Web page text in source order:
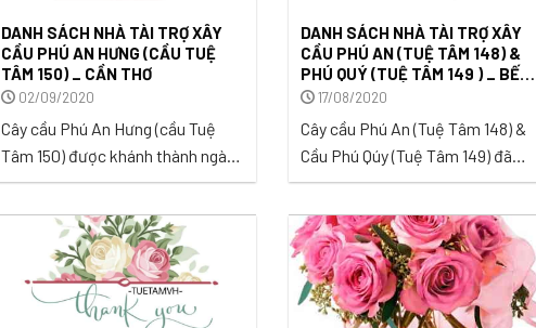
DANH SÁCH NHÀ TÀI TRỢ XÂY
CẦU PHÚ AN HƯNG (CẦU TUỆ
TÂM 150) _ CẦN THƠ
02/09/2020
Cây cầu Phú An Hưng (cầu Tuệ
Tâm 150) được khánh thành ngày
25/10/2020 tại ấp 5, xã Thới
Hưng, huyện Cờ Đỏ, thành phố
Cần Thơ. ...
DANH SÁCH NHÀ TÀI TRỢ XÂY
CẦU PHÚ AN (TUỆ TÂM 148) &
PHÚ QUÝ (TUỆ TÂM 149 ) _ BẾN
TRE.
17/08/2020
Cây cầu Phú An (Tuệ Tâm 148) &
Cầu Phú Qúy (Tuệ Tâm 149) đã
được khánh thành và đưa vào sử
dụng tại ấp Cầu Cồng, xã Nhuận
Phú Tân, huyện Mỏ Cày Bắc, tỉnh
Bến Tre vào ngày 26/09/2020. ...